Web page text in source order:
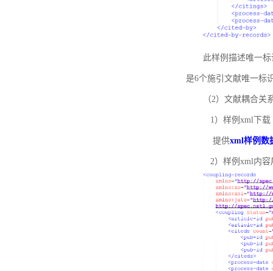
此样例描述唯一标
是6个施引文献唯一标
（2）文献耦合关
1）样例xml下载
提供xml样例数
2）样例xml内容